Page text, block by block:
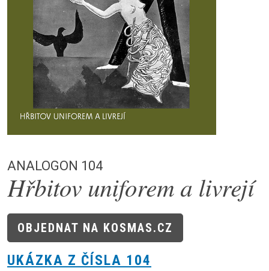
Analogon 104
Hřbitov uniforem a livrejí
OBJEDNAT NA KOSMAS.CZ
UKÁZKA Z ČÍSLA 104